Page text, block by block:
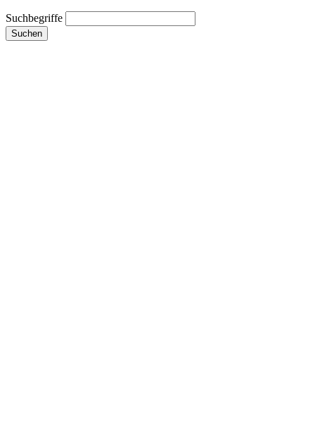
Suchbegriffe
Suchen